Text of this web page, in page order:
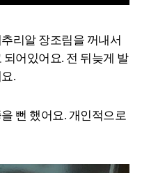
리알 장조림을 꺼내서
어있어요. 전 뒤늦게 발
.
뻔 했어요. 개인적으로